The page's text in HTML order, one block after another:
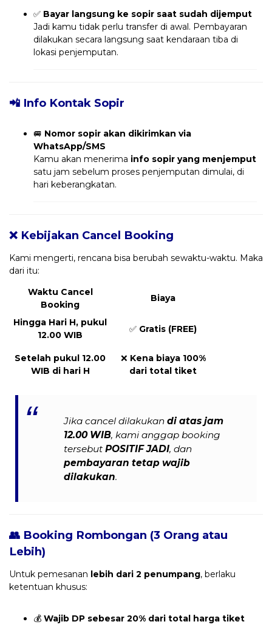
✅ Bayar langsung ke sopir saat sudah dijemput
Jadi kamu tidak perlu transfer di awal. Pembayaran
dilakukan secara langsung saat kendaraan tiba di
lokasi penjemputan.
📲 Info Kontak Sopir
🚐 Nomor sopir akan dikirimkan via
WhatsApp/SMS
Kamu akan menerima info sopir yang menjemput
satu jam sebelum proses penjemputan dimulai, di
hari keberangkatan.
❌ Kebijakan Cancel Booking
Kami mengerti, rencana bisa berubah sewaktu-waktu. Maka
dari itu:
Waktu Cancel
Booking
Biaya
Hingga Hari H, pukul
12.00 WIB
✅ Gratis (FREE)
Setelah pukul 12.00
WIB di hari H
❌ Kena biaya 100%
dari total tiket
Jika cancel dilakukandi atas jam
12.00 WIB, kami anggap booking
tersebutPOSITIF JADI, dan
pembayaran tetap wajib
dilakukan.
👥 Booking Rombongan (3 Orang atau
Lebih)
Untuk pemesanan lebih dari 2 penumpang, berlaku
ketentuan khusus:
💰 Wajib DP sebesar 20% dari total harga tiket